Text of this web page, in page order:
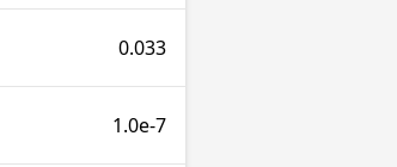
0.033
1.0e-7